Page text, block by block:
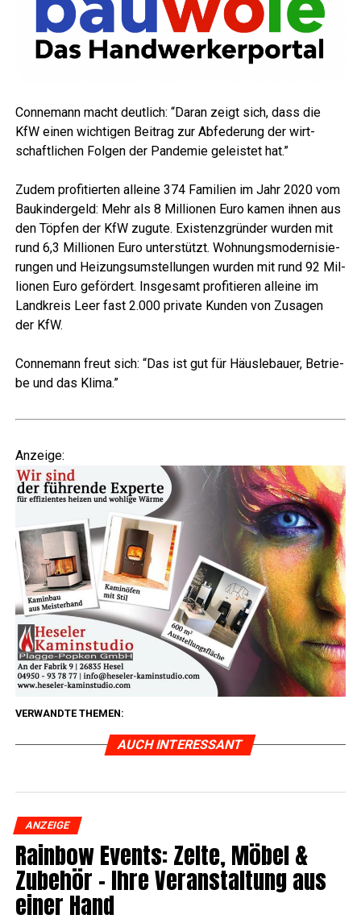
Con­ne­mann macht deut­lich: “Dar­an zeigt sich, dass die
KfW einen wich­ti­gen Bei­trag zur Abfe­de­rung der wirt­
schaft­li­chen Fol­gen der Pan­de­mie geleis­tet hat.”
Zudem pro­fi­tier­ten allei­ne 374 Fami­li­en im Jahr 2020 vom
Bau­kin­der­geld: Mehr als 8 Mil­lio­nen Euro kamen ihnen aus
den Töp­fen der KfW zugu­te. Exis­tenz­grün­der wur­den mit
rund 6,3 Mil­lio­nen Euro unter­stützt. Woh­nungs­mo­der­ni­sie­
run­gen und Hei­zungs­um­stel­lun­gen wur­den mit rund 92 Mil­
lio­nen Euro geför­dert. Ins­ge­samt pro­fi­tie­ren allei­ne im
Land­kreis Leer fast 2.000 pri­va­te Kun­den von Zusa­gen
der KfW.
Con­ne­mann freut sich: “Das ist gut für Häus­le­bau­er, Betrie­
be und das Klima.”
Anzei­ge:
VERWANDTE THEMEN:
AUCH INTERESSANT
ANZEIGE
Rain­bow Events: Zel­te, Möbel &
Zube­hör – Ihre Ver­an­stal­tung aus
einer Hand